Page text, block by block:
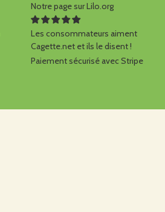
Notre page sur Lilo.org
Les consommateurs aiment
Cagette.net et ils le disent !
Paiement sécurisé avec Stripe